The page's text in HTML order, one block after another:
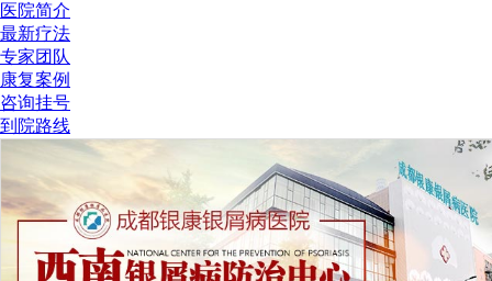
医院简介
最新疗法
专家团队
康复案例
咨询挂号
到院路线